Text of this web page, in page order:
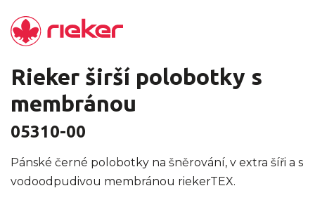
Rieker širší polobotky s
membránou
05310-00
Pánské černé polobotky na šněrování, v extra šíři a s
vodoodpudivou membránou riekerTEX.